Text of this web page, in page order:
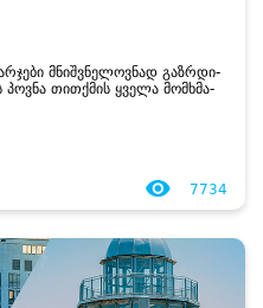
მნიშ­ვნე­ლოვ­ნად გაზ­რდი­
პოვ­ნა თით­ქმის ყვე­ლა მომ­ხმა­
7734